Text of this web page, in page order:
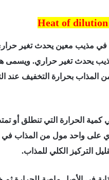
Heat of dilution
في مذیب معین یحدث تغیر
یحدث تغیر حراري. ویسمى
المذاب بحرارة التخفیف عند
كمیة الحرارة التي تنطلق أو
على واحد مول من المذاب في
التركیز الكلي للمذاب.